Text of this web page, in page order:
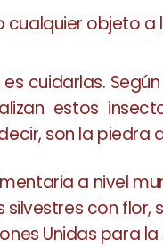
cualquier objeto
cuidarlas. Según
estos
son la piedra
a nivel
con flor,
Unidas para